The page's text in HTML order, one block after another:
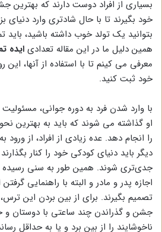
خود بگیرند تا با حال شادتری وارد دنیای
بتوانید یک تولد خوب داشته باشید، باید
همین دلیل ما در این مقاله تعدادی ایده تم
معرفی می کینم تا با استفاده از آنها،
خود ثبت کنید.
با وارد شدن فرد به دوره جوانی،
او گذاشته می شوند که باید به بهترین
را انجام دهد. عده زیادی از افراد، از
دیگر باید دنیای کودکی خود را کنار
جدی‌تری شوند. همین طور به سنی رسیده
اجازه پدر و مادر و البته با راهنمایی
تصمیم بگیرند. برای از بین بردن این
جشن و گذراندن چند ساعتی با دوستان و
ناخوشایند را از بین برد و یا به حداقل